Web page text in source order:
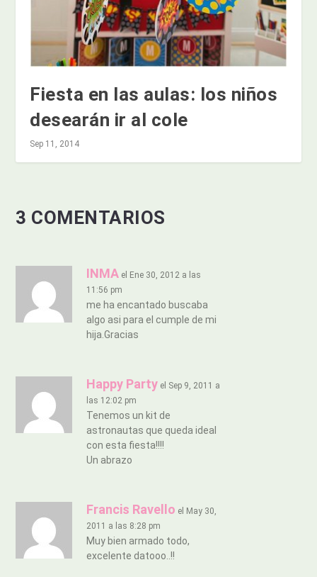
Fiesta en las aulas: los niños
desearán ir al cole
Sep 11, 2014
3 COMENTARIOS
INMA el Ene 30, 2012 a las
11:56 pm
me ha encantado buscaba
algo asi para el cumple de mi
hija.Gracias
Happy Party el Sep 9, 2011 a
las 12:02 pm
Tenemos un kit de
astronautas que queda ideal
con esta fiesta!!!!
Un abrazo
Francis Ravello el May 30,
2011 a las 8:28 pm
Muy bien armado todo,
excelente datooo..!!